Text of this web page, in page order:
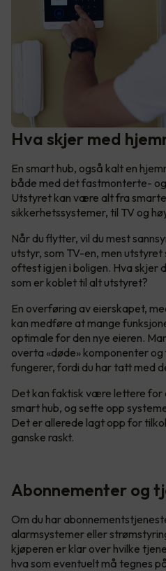
Hva skjer med
En smart hub, også kalt en
både med det fastmonterte-
Utstyret kan være alt fra
sikkerhetssystemer, til TV og
Når du flytter, vil du mest
utstyr, som TV-en, men
oftest igjen i boligen. Hva skjer
som er koblet til alt utstyret?
En overføring av eierskapet,
kan medføre at mange
optimale for den nye eieren.
overta «døde» komponenter
fungerer, fordi du har tatt med
Det kan faktisk være lettere for
smart hub, og sette opp
Det er allerede lagt opp for
ganske raskt.
Abonnementer og
Om du har
alarmsystemer eller
kjøperen er klar over hvilke
hva som eventuelt må tegnes